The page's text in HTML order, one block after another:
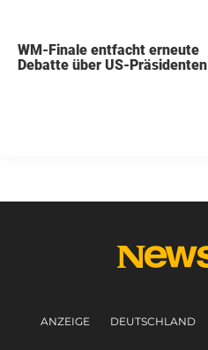
WM-Finale entfacht erneute
Debatte über US-Präsidenten
ANZEIGE DEUTSCHLAND